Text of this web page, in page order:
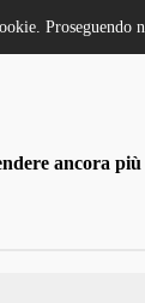
ancora
Proseguendo